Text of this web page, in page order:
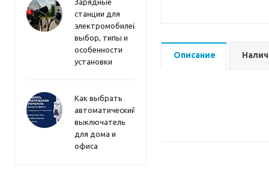
Зарядные
станции для
электромобилей:
выбор, типы и
особенности
установки
Как выбрать
автоматический
выключатель
для дома и
офиса
Описание